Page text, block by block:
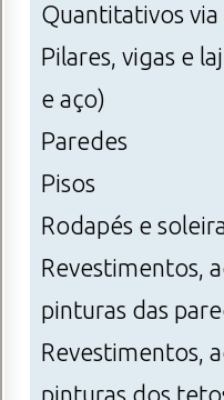
Quantitativos
Pilares, vigas e
e aço)
Paredes
Pisos
Rodapés e
Revestimentos,
pinturas das
Revestimentos,
pinturas dos